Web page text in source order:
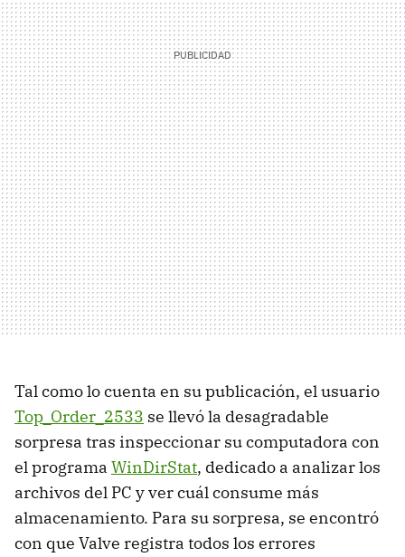
Tal como lo cuenta en su publicación, el usuario
Top_Order_2533 se llevó la desagradable
sorpresa tras inspeccionar su computadora con
el programa WinDirStat, dedicado a analizar los
archivos del PC y ver cuál consume más
almacenamiento. Para su sorpresa, se encontró
con que Valve registra todos los errores